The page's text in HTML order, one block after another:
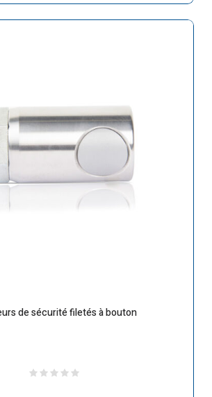
de sécurité filetés à bouton